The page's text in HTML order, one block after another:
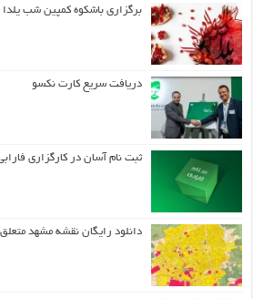
برگزاری باشکوه کمپین شب
دریافت سریع کارت نکسو
ثبت نام آسان در کارگزاری
دانلود رایگان نقشه مشهد متعلق به